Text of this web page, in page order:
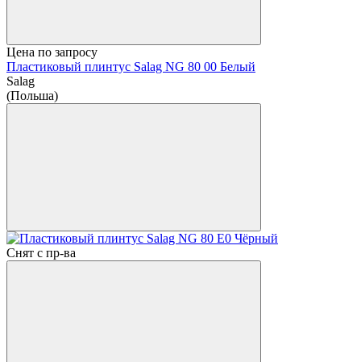
Цена по запросу
Пластиковый плинтус Salag NG 80 00 Белый
Salag
(Польша)
Снят с пр-ва